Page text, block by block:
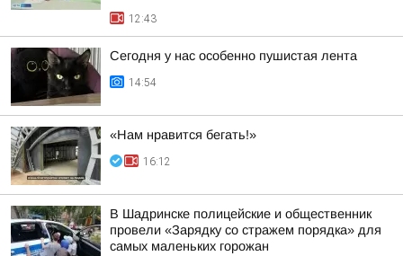
12:43
Сегодня у нас особенно пушистая лента
14:54
«Нам нравится бегать!»
16:12
В Шадринске полицейские и общественник
провели «Зарядку со стражем порядка» для
самых маленьких горожан